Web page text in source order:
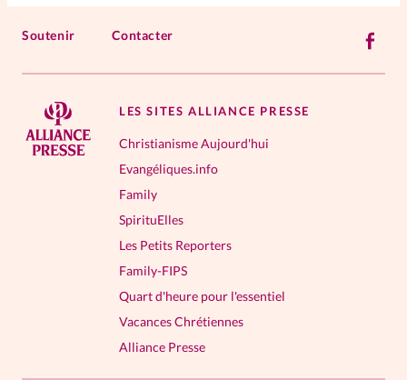
Soutenir Contacter
LES SITES ALLIANCE PRESSE
Christianisme Aujourd'hui
Evangéliques.info
Family
SpirituElles
Les Petits Reporters
Family-FIPS
Quart d'heure pour l'essentiel
Vacances Chrétiennes
Alliance Presse